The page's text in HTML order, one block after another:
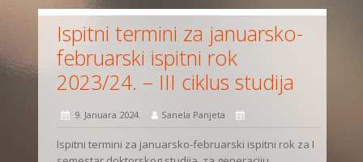
Ispitni termini za januarsko-
februarski ispitni rok
2023/24. – III ciklus studija
9. Januara 2024. Sanela Panjeta
Ispitni termini za januarsko-februarski ispitni rok za I